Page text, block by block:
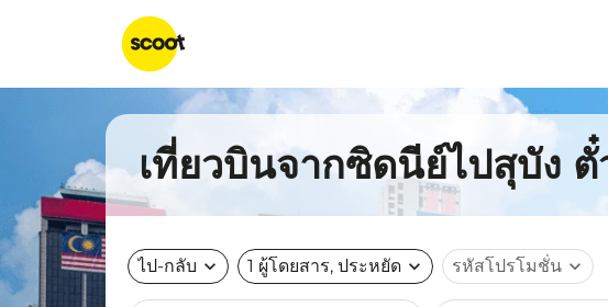
เที่ยวบินจากซิดนีย์ไปสุบัง
ไป-กลับ expand_more 1 ผู้โดยสาร, ประหยัด expand_more รหัสโปรโมชั่น expand_more